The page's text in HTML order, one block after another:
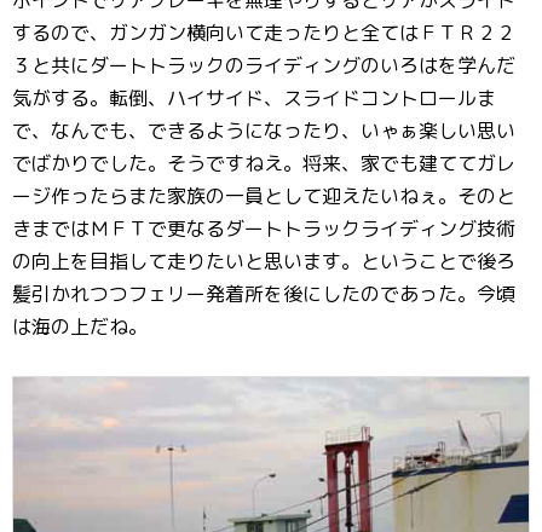
するので、ガンガン横向いて走ったりと全てはＦＴＲ２２
３と共にダートトラックのライディングのいろはを学んだ
気がする。転倒、ハイサイド、スライドコントロールま
で、なんでも、できるようになったり、いゃぁ楽しい思い
でばかりでした。そうですねえ。将来、家でも建ててガレ
ージ作ったらまた家族の一員として迎えたいねぇ。そのと
きまではＭＦＴで更なるダートトラックライディング技術
の向上を目指して走りたいと思います。ということで後ろ
髪引かれつつフェリー発着所を後にしたのであった。今頃
は海の上だね。